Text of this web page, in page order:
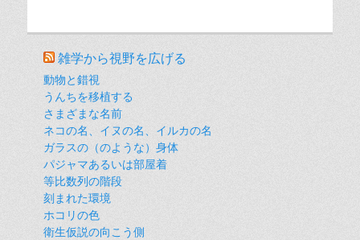
雑学から視野を広げる
動物と錯視
うんちを移植する
さまざまな名前
ネコの名、イヌの名、イルカの名
ガラスの（のような）身体
パジャマあるいは部屋着
等比数列の階段
刻まれた環境
ホコリの色
衛生仮説の向こう側